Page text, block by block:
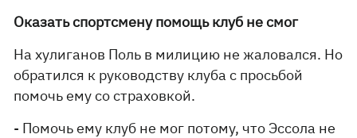
Оказать спортсмену помощь клуб не смог
На хулиганов Поль в милицию не жаловался. Но
обратился к руководству клуба с просьбой
помочь ему со страховкой.
- Помочь ему клуб не мог потому, что Эссола не